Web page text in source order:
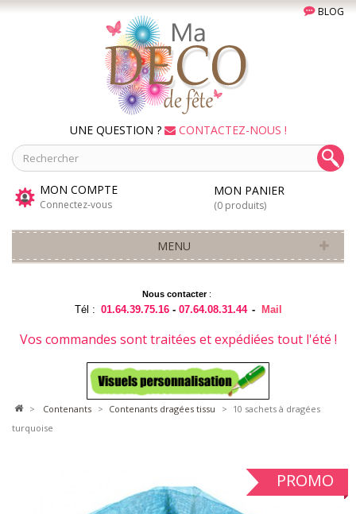
BLOG
UNE QUESTION ? CONTACTEZ-NOUS !
MON COMPTE
Connectez-vous
MON PANIER
(0 produits)
MENU
Nous contacter:
Tél : 01.64.39.75.16 -07.64.08.31.44 - Mail
Vos commandes sont traitées et expédiées tout l'été !
> contenants > contenants dragées tissu > 10 sachets à dragées
turquoise
PROMO